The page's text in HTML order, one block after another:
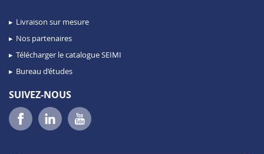
Livraison sur mesure
Nos partenaires
Télécharger le catalogue SEIMI
Bureau d’études
SUIVEZ-NOUS